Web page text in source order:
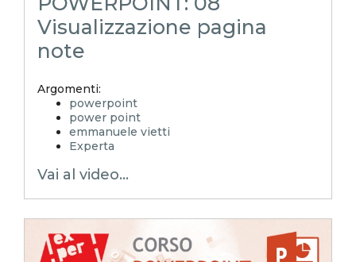
Visualizzazione pagina
note
Argomenti:
powerpoint
power point
emmanuele vietti
Experta
pptx
corso powerpoint
pillole powerpoint
power point trucchi
power point segreti
Vai al video...